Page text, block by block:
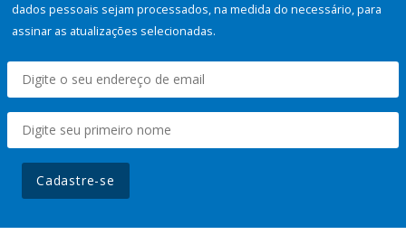
dados pessoais sejam processados, na medida do necessário, para
assinar as atualizações selecionadas.
Cadastre-se